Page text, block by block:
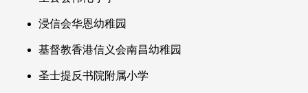
浸信会华恩幼稚园
基督教香港信义会南昌幼稚园
圣士提反书院附属小学